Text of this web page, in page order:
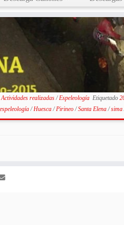
Actividades realizadas/Espeleología Etiquetado
espeleología/Huesca/Pirineo/Santa Elena/sima